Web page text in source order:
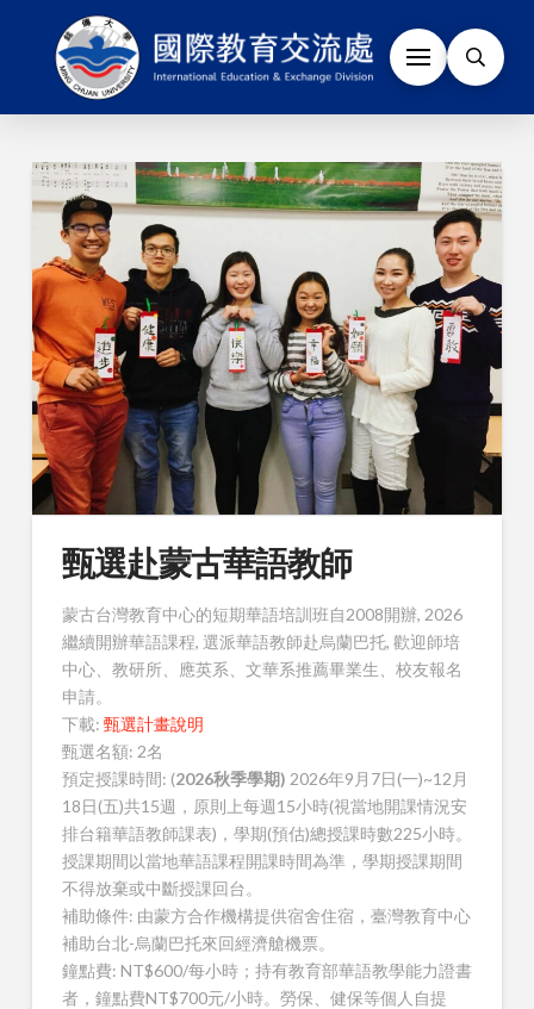
甄選赴蒙古華語教師
蒙古台灣教育中心​的​短期華語​培訓班自2008開辦, 2026
繼續​​開辦華語課程​, 選派華語教師赴烏蘭巴托​, 歡迎師培
中心、教研所、應英系、文華系推薦畢業生、校友報名
申請。
下載: 甄選計畫說明
甄選名額: 2名
預定​授課時間: (2026秋季學期) 2026年9月7日(一)~12月
18日(五)共15週，原則上每週15小時(視當地開課情況安
排台籍華語教師課表)，學期(預估)總授課時數225小時。
授課期間以當地華語課程開課時間為準， 學期授課期間
不得放棄或中斷授課回台。
補助條件: 由蒙方合作機構提供​宿舍住宿，臺灣教育中心
補助台北-烏蘭巴托來回經濟艙機票。
鐘點費: NT$600/每小時；持有教育部華語教學能力證書
者，鐘點費NT$700元/小時。勞保、健保等個人自提